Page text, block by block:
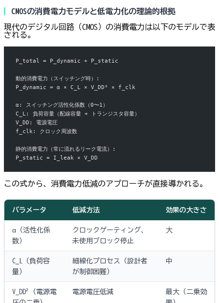
CMOSの消費電力モデルと低電力化の理論的根拠
現代のデジタル回路（CMOS）の消費電力は以下のモデルで表
される。
P_total = P_dynamic + P_static
動的消費電力（スイッチング時）:
P_dynamic = α × C_L × V_DD² × f_clk
α: スイッチング活性化係数（0〜1）
C_L: 負荷容量（配線容量 + トランジスタ容量）
V_DD: 電源電圧
f_clk: クロック周波数
静的消費電力（常に流れるリーク電流）:
P_static = I_leak × V_DD
この式から、消費電力低減のアプローチが直接導かれる。
パラメータ 低減方法 効果の大きさ
α（活性化係
数）
クロックゲーティング、
未使用ブロック停止
大
C_L（負荷容
量）
細線化プロセス（設計者
が制御困難）
中
V_DD²（電源電
電源電圧低減
最大（二乗効